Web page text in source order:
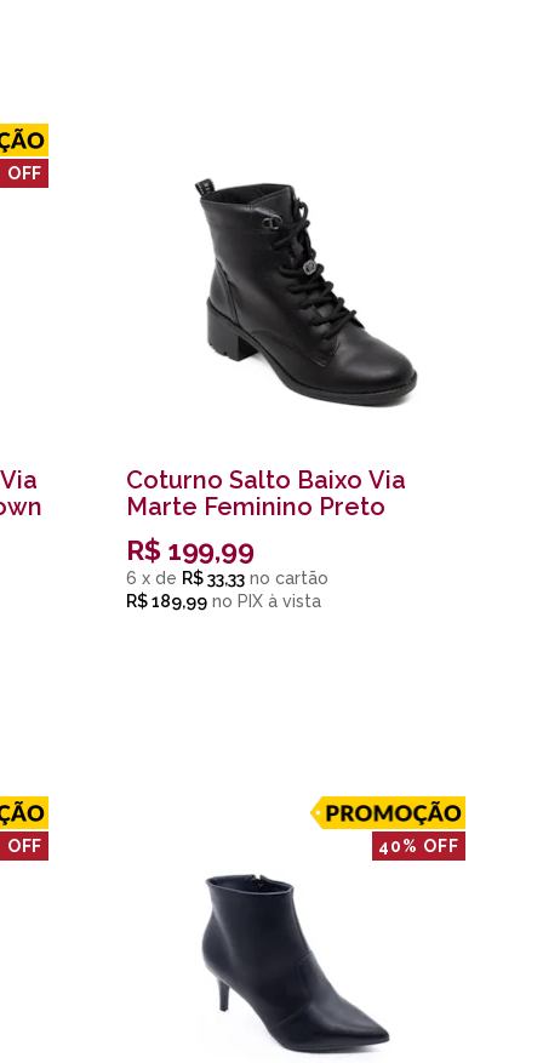
OFF
Coturno Salto Baixo Via
Marte Feminino Preto
R$ 199,99
6 x de R$ 33,33
R$ 189,99 no PIX
OFF 40% OFF